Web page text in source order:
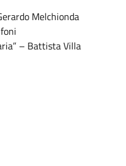
Melchionda
– Battista Villa